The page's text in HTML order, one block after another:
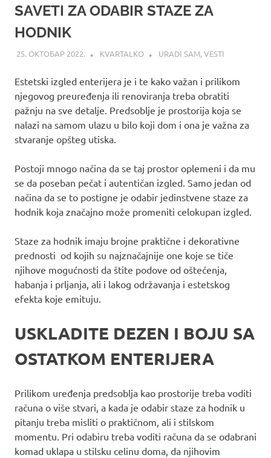
SAVETI ZA ODABIR STAZE ZA
HODNIK
25. ОКТОБАР 2022. KVARTALKO URADI SAM,VESTI
Estetski izgled enterijera je i te kako važan i prilikom
njegovog preuređenja ili renoviranja treba obratiti
pažnju na sve detalje. Predsoblje je prostorija koja se
nalazi na samom ulazu u bilo koji dom i ona je važna za
stvaranje opšteg utiska.
Postoji mnogo načina da se taj prostor oplemeni i da mu
se da poseban pečat i autentičan izgled. Samo jedan od
načina da se to postigne je odabir jedinstvene staze za
hodnik koja značajno može promeniti celokupan izgled.
Staze za hodnik imaju brojne praktične i dekorativne
prednosti od kojih su najznačajnije one koje se tiče
njihove mogućnosti da štite podove od oštećenja,
habanja i prljanja, ali i lakog održavanja i estetskog
efekta koje emituju.
USKLADITE DEZEN I BOJU SA
OSTATKOM ENTERIJERA
Prilikom uređenja predsoblja kao prostorije treba voditi
računa o više stvari, a kada je odabir staze za hodnik u
pitanju treba misliti o praktičnom, ali i stilskom
momentu. Pri odabiru treba voditi računa da se odabrani
komad uklapa u stilsku celinu doma, da njihovim